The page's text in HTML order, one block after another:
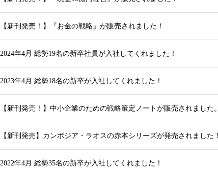
【新刊発売！】『お金の戦略』が販売されました！
2024年4月 総勢19名の新卒社員が入社してくれました！
2023年4月 総勢18名の新卒が入社してくれました！
【新刊発売！】中小企業のための戦略策定ノートが販売されました。
【新刊発売】カンボジア・ラオスの赤本シリーズが発売されました！
2022年4月 総勢35名の新卒が入社してくれました！